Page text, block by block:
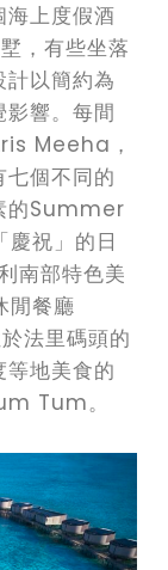
海上度假酒
，有些坐落
以簡約為
響。每間
Meeha，
個不同的
的Summer
祝」的日
南部特色美
閒餐廳
法里碼頭的
地美食的
Tum。